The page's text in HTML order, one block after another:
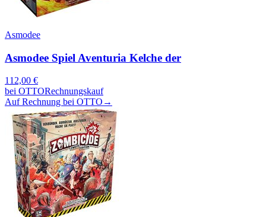
Asmodee
Asmodee Spiel Aventuria Kelche der
112,00 €
bei OTTORechnungskauf
Auf Rechnung bei OTTO →